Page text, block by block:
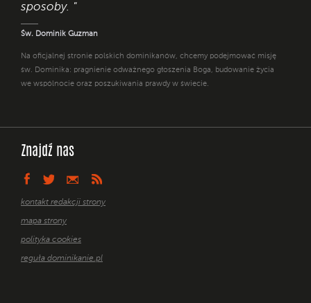
sposoby. "
Św. Dominik Guzman
Na oficjalnej stronie polskich dominikanów, chcemy podejmować misję
św. Dominika: pragnienie odważnego głoszenia Boga, budowanie życia
we wspólnocie oraz poszukiwania prawdy w świecie.
Znajdź nas
kontakt redakcji strony
mapa strony
polityka cookies
reguła dominikanie.pl